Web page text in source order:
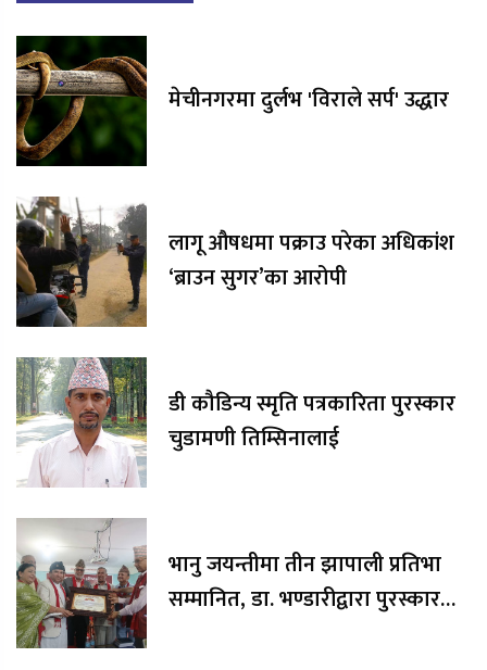
मेचीनगरमा दुर्लभ 'विराले सर्प' उद्धार
लागू औषधमा पक्राउ परेका अधिकांश
‘ब्राउन सुगर’का आरोपी
डी कौडिन्य स्मृति पत्रकारिता पुरस्कार
चुडामणी तिम्सिनालाई
भानु जयन्तीमा तीन झापाली प्रतिभा
सम्मानित, डा. भण्डारीद्वारा पुरस्कार